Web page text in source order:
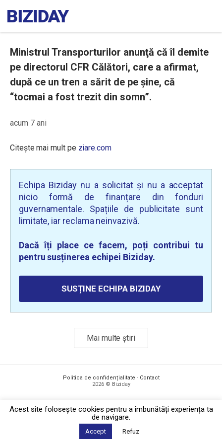
Ministrul Transporturilor anunţă că îl demite
pe directorul CFR Călători, care a afirmat,
după ce un tren a sărit de pe șine, că
“tocmai a fost trezit din somn”.
acum 7 ani
Citește mai mult pe ziare.com
Echipa Biziday nu a solicitat și nu a acceptat
nicio formă de finanțare din fonduri
guvernamentale. Spațiile de publicitate sunt
limitate, iar reclama neinvazivă.
Dacă îți place ce facem, poți contribui tu
pentru susținerea echipei Biziday.
SUSȚINE ECHIPA BIZIDAY
Mai multe știri
Politica de confidențialitate · Contact
2026 © Biziday
Acest site foloseşte cookies pentru a îmbunătăți experiența ta
de navigare.
Accept Refuz